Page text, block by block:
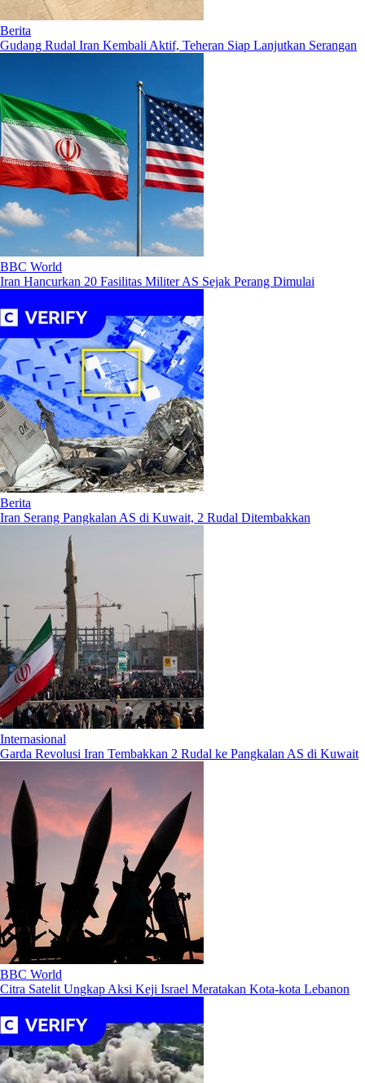
Berita
Gudang Rudal Iran Kembali Aktif, Teheran Siap Lanjutkan Serangan
BBC World
Iran Hancurkan 20 Fasilitas Militer AS Sejak Perang Dimulai
Berita
Iran Serang Pangkalan AS di Kuwait, 2 Rudal Ditembakkan
Internasional
Garda Revolusi Iran Tembakkan 2 Rudal ke Pangkalan AS di Kuwait
BBC World
Citra Satelit Ungkap Aksi Keji Israel Meratakan Kota-kota Lebanon